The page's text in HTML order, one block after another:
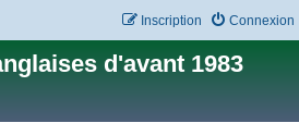
Connexion
Inscription
d'avant 1983